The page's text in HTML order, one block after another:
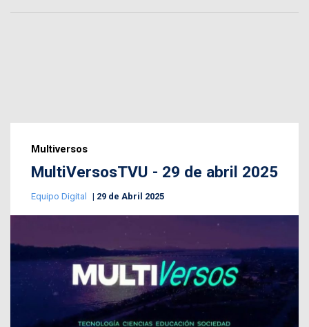
Multiversos
MultiVersosTVU - 29 de abril 2025
Equipo Digital 29 de Abril 2025